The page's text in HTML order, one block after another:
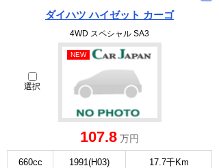
ダイハツ ハイゼット カーゴ
4WD スペシャル SA3
選択
NEW
107.8 万円
660cc 1991(H03) 17.7千Km